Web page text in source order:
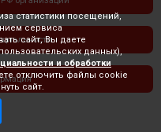
статистики посещений,
сервиса
сайт, Вы даете
данных),
и обработки
отключить файлы cookie
сайт.